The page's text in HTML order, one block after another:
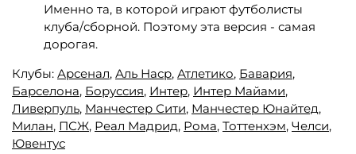
Именно та, в которой играют футболисты
клуба/сборной. Поэтому эта версия - самая
дорогая.
Клубы: Арсенал, Аль Наср, Атлетико, Бавария,
Барселона, Боруссия, Интер, Интер Майами,
Ливерпуль, Манчестер Сити, Манчестер Юнайтед,
Милан, ПСЖ, Реал Мадрид, Рома, Тоттенхэм, Челси,
Ювентус